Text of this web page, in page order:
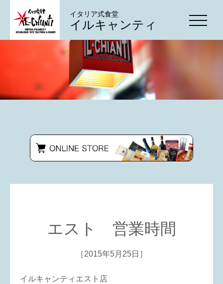
イタリア式食堂
イルキャンティ
エスト 営業時間
［2015年5月25日］
イルキャンティエスト店